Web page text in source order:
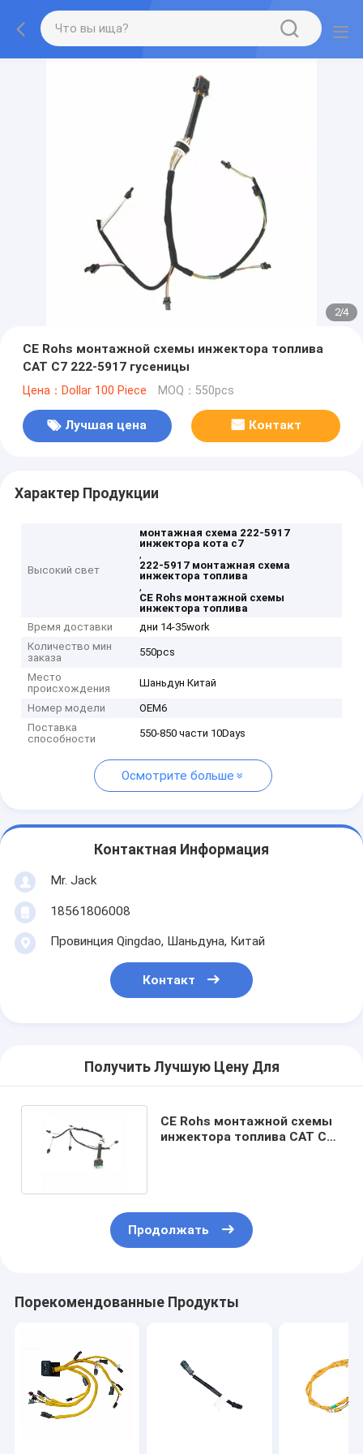
2/4
CE Rohs монтажной схемы инжектора топлива
CAT C7 222-5917 гусеницы
Цена：Dollar 100 Piece MOQ：550pcs
Лучшая цена Контакт
Характер Продукции
Высокий свет
монтажная схема 222-5917
инжектора кота c7
,
222-5917 монтажная схема
инжектора топлива
,
CE Rohs монтажной схемы
инжектора топлива
Время доставки
дни 14-35work
Количество мин
заказа
550pcs
Место
происхождения
Шаньдун Китай
Номер модели
OEM6
Поставка
способности
550-850 части 10Days
Осмотрите больше
Контактная Информация
Mr. Jack
18561806008
Провинция Qingdao, Шаньдуна, Китай
Контакт
Получить Лучшую Цену Для
CE Rohs монтажной схемы
инжектора топлива CAT C7
Продолжать
Порекомендованные Продукты